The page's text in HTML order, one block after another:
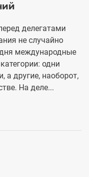
делегатами
не случайно
международные
одни
а другие, наоборот,
На деле...